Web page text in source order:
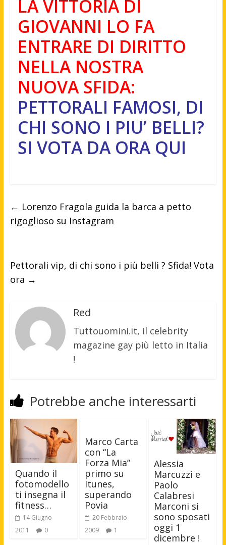
LA VITTORIA DI
GIOVANNI LO FA
ENTRARE DI DIRITTO
NELLA NOSTRA
NUOVA SFIDA:
PETTORALI FAMOSI, DI
CHI SONO I PIU’ BELLI?
SI VOTA DA ORA QUI
← Lorenzo Fragola guida la barca a petto
rigoglioso su Instagram
Pettorali vip, di chi sono i più belli ? Sfida! Vota
ora →
Red
Tuttouomini.it, il celebrity
magazine gay più letto in Italia
!
Potrebbe anche interessarti
Quando il
fotomodello
ti insegna il
fitness…
14 Giugno
2011
0
Marco Carta
con “La
Forza Mia”
primo su
Itunes,
superando
Povia
20 Febbraio
2009
1
Alessia
Marcuzzi e
Paolo
Calabresi
Marconi si
sono sposati
oggi 1
dicembre !